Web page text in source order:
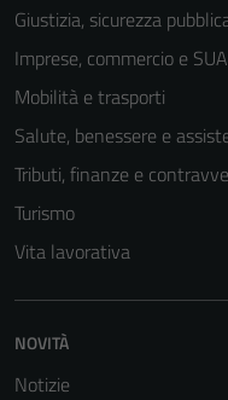
Giustizia, sicurezza
Imprese, commercio e
Mobilità e trasporti
Salute, benessere e
Tributi, finanze e
Turismo
Vita lavorativa
NOVITÀ
Notizie